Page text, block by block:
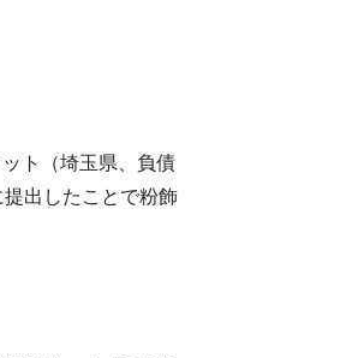
ト（埼玉県、負債
出したことで粉飾